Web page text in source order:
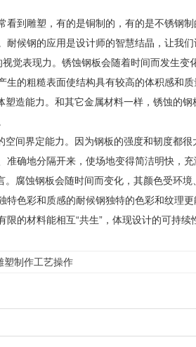
看到雕塑，有的是铜制的，有的是不锈钢
耐候钢的应用是设计师的智慧结晶，让我
觉表现力。锈蚀钢板会随着时间而发生变
生的粗糙表面使结构具有较高的体积感和质
塑造能力。和其它金属材料一样，锈蚀的
空间界定能力。因为钢板的强度和韧度都
准确地分隔开来，使场地变得简洁明快，充
。腐蚀钢板会随时间而变化，其颜色受环
特色彩和质感的耐候钢独特的色彩和纹理
限的材料能相互“共生”，体现设计的可持续
塑制作工艺操作